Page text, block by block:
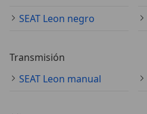
SEAT Leon negro
Transmisión
SEAT Leon manual